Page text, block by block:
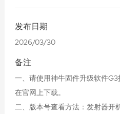
发布日期
2026/03/30
备注
一、请使用神牛固件升级软件
在官网上下载。
二、版本号查看方法：发射器开